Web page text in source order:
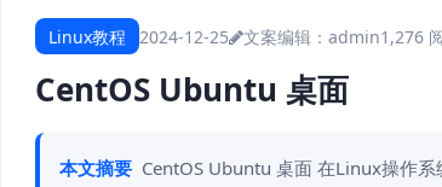
Linux教程 2024-12-25 文案编辑：admin1,276
CentOS Ubuntu 桌面
本文摘要 CentOS Ubuntu 桌面 在Linux操作